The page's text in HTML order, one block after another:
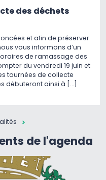
des déchets
et afin de préserver
vous informons d’un
de ramassage des
du vendredi 19 juin et
tournées de collecte
débuteront ainsi à […]
de l'agenda